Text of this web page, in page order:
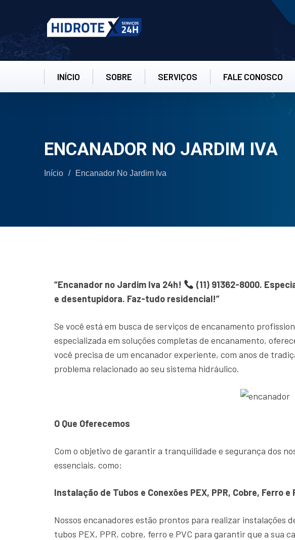
INÍCIO SOBRE SERVIÇOS FALE CONOSCO
ENCANADOR NO JARDIM IVA
Início / Encanador No Jardim Iva
“Encanador no Jardim Iva 24h!
(11) 91362-8000.
e desentupidora. Faz-tudo residencial!”
Se você está em busca de serviços de encanamento
especializada em soluções completas de encanamento,
você precisa de um encanador experiente, com anos de
problema relacionado ao seu sistema hidráulico.
O Que Oferecemos
Com o objetivo de garantir a tranquilidade e segurança dos
essenciais, como:
Instalação de Tubos e Conexões PEX, PPR, Cobre, Ferro e
Nossos encanadores estão prontos para realizar instalações
tubos PEX, PPR, cobre, ferro e PVC para garantir que a